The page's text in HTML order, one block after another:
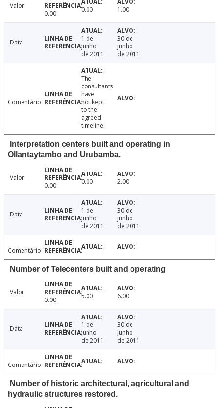
Valor
0.00
0.00 1.00
Data
1 de
junho
de 2011
30 de
junho
de 2011
Comentário
The
consultants
have
not kept
to the
agreed
timeline.
Interpretation centers built and operating in
Ollantaytambo and Urubamba.
Valor
0.00
0.00 2.00
Data
1 de
junho
de 2011
30 de
junho
de 2011
Comentário
Number of Telecenters built and operating
Valor
0.00
5.00 6.00
Data
1 de
junho
de 2011
30 de
junho
de 2011
Comentário
Number of historic architectural, agricultural and
hydraulic structures restored.